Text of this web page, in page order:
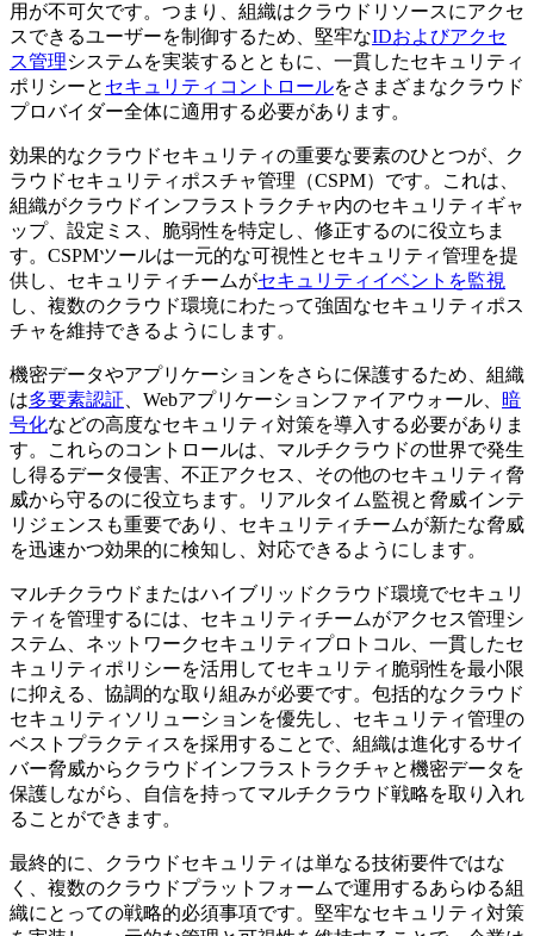
用が不可欠です。つまり、組織はクラウドリソースにアクセ
スできるユーザーを制御するため、堅牢なIDおよびアクセ
ス管理システムを実装するとともに、一貫したセキュリティ
ポリシーと セキュリティコントロールをさまざまなクラウド
プロバイダー全体に適用する必要があります。
効果的なクラウドセキュリティの重要な要素のひとつが、ク
ラウドセキュリティポスチャ管理（CSPM）です。これは、
組織がクラウドインフラストラクチャ内のセキュリティギャ
ップ、設定ミス、脆弱性を特定し、修正するのに役立ちま
す。CSPMツールは一元的な可視性とセキュリティ管理を提
供し、セキュリティチームがセキュリティイベントを監視
し、複数のクラウド環境にわたって強固なセキュリティポス
チャを維持できるようにします。
機密データやアプリケーションをさらに保護するため、組織
は多要素認証 、Webアプリケーションファイアウォール、 暗
号化などの高度なセキュリティ対策を導入する必要がありま
す。これらのコントロールは、マルチクラウドの世界で発生
し得るデータ侵害、不正アクセス、その他のセキュリティ脅
威から守るのに役立ちます。リアルタイム監視と脅威インテ
リジェンスも重要であり、セキュリティチームが新たな脅威
を迅速かつ効果的に検知し、対応できるようにします。
マルチクラウドまたはハイブリッドクラウド環境でセキュリ
ティを管理するには、セキュリティチームがアクセス管理シ
ステム、ネットワークセキュリティプロトコル、一貫したセ
キュリティポリシーを活用してセキュリティ脆弱性を最小限
に抑える、協調的な取り組みが必要です。包括的なクラウド
セキュリティソリューションを優先し、セキュリティ管理の
ベストプラクティスを採用することで、組織は進化するサイ
バー脅威からクラウドインフラストラクチャと機密データを
保護しながら、自信を持ってマルチクラウド戦略を取り入れ
ることができます。
最終的に、クラウドセキュリティは単なる技術要件ではな
く、複数のクラウドプラットフォームで運用するあらゆる組
織にとっての戦略的必須事項です。堅牢なセキュリティ対策